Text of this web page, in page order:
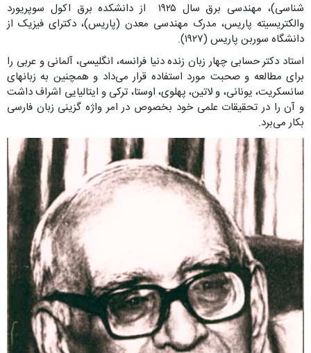
شناسی)، مهندسی برق سال ‪ ۱۹۲۵‬ از دانشکده برق اکول سوپریورد
والکتریسیته پاریس، مدرک مهندسی معدن (پاریس)، دکترای فیزیک از
دانشگاه سوربن پاریس (۱۹۲۷).
استاد دکتر حسابی چهار زبان زنده دنیا فرانسه، انگلیسی، آلمانی و عربی را
برای مطالعه و صحبت مورد استفاده قرار می‌داد و همچنین به زبانهای
سانسکریت، یونانی، و لاتین، پهلوی، اوستا، ترکی و ایتالیایی اشراف داشت
و آن را در تحقیقات علمی خود بخصوص در امر واژه گزینی زبان فارسی
بکار می‌برد.